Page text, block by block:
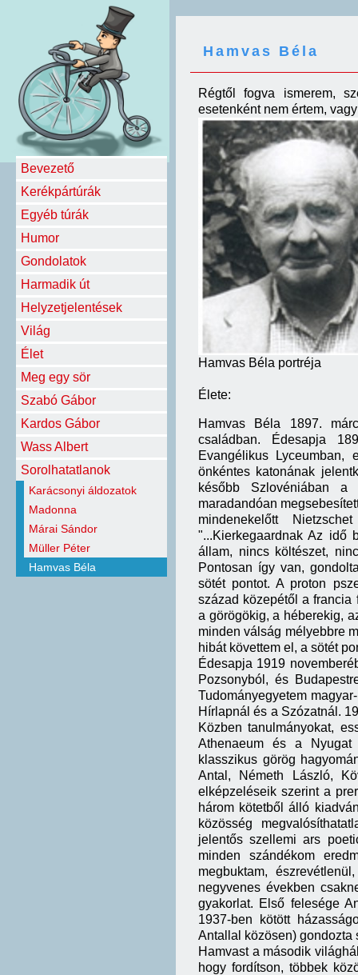
Bevezető
Kerékpártúrák
Egyéb túrák
Humor
Gondolatok
Harmadik út
Helyzetjelentések
Világ
Élet
Meg egy sör
Szabó Gábor
Kardos Gábor
Wass Albert
Sorolhatatlanok
Karácsonyi áldozatok
Madonna
Márai Sándor
Müller Péter
Hamvas Béla
Hamvas Béla
Régtől fogva ismerem,
esetenként nem értem,
Hamvas Béla portréja
Élete:
Hamvas Béla 1897.
családban. Édesapja
Evangélikus
önkéntes katonának
később Szlovéniában a
maradandóan
mindenekelőtt
"...Kierkegaardnak Az idő
állam, nincs költészet,
Pontosan így van,
sötét pontot. A proton
század közepétől a francia
a görögökig, a héberekig,
minden válság mélyebbre
hibát követtem el, a sötét
Édesapja 1919
Pozsonyból, és
Tudományegyetem
Hírlapnál és a Szózatnál.
Közben tanulmányokat,
Athenaeum és a Nyugat
klasszikus görög
Antal, Németh László,
elképzeléseik szerint a
három kötetből álló
közösség
jelentős szellemi ars
minden szándékom
megbuktam,
negyvenes években
gyakorlat. Első felesége
1937-ben kötött
Antallal közösen) gondozta
Hamvast a második
hogy fordítson, többek